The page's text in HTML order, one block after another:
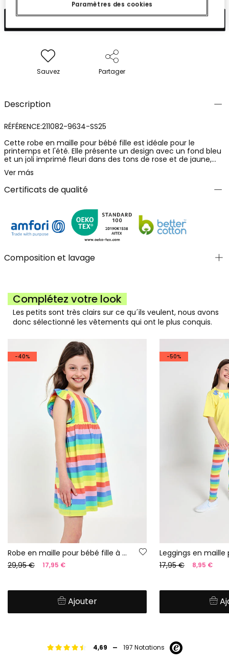
Ajouter
Sauvez Partager
Description
RÉFÉRENCE:211082-9634-SS25
Cette robe en maille pour bébé fille est idéale pour le
printemps et l'été. Elle présente un design avec un fond bleu
et un joli imprimé fleuri dans des tons de rose et de jaune,
apportant une touche joyeuse et fraîche. La robe est dotée
d'une fermeture à boutons à l'avant pour faciliter l'habillage
et d'un design sans manches pour plus de confort. Elle est
confectionnée dans un matériau doux et léger, parfait pour
continu de 6 mois à 8 ans, c'est une option charmante pour
toute occasion, à combiner avec des accessoires de
couleurs neutres pour un look équilibré.
*À partir de 18 mois, pas de culotte.
Ver más
Certificats de qualité
Composition et lavage
Complétez votre look
Les petits sont très clairs sur ce qu´ils veulent, nous avons
donc sélectionné les vêtements qui ont le plus conquis.
-40%
Robe en maille pour bébé fille à motif rayé multicolore
29,95 €
17,95 €
Ajouter
-50%
17,95 € 8,95 €
4,69 - 197 Notations
Paramètres des cookies